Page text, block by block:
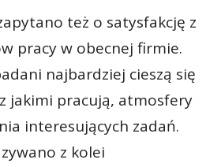
też o satysfakcję z
pracy w obecnej firmie.
najbardziej cieszą się
jakimi pracują, atmosfery
interesujących zadań.
z kolei